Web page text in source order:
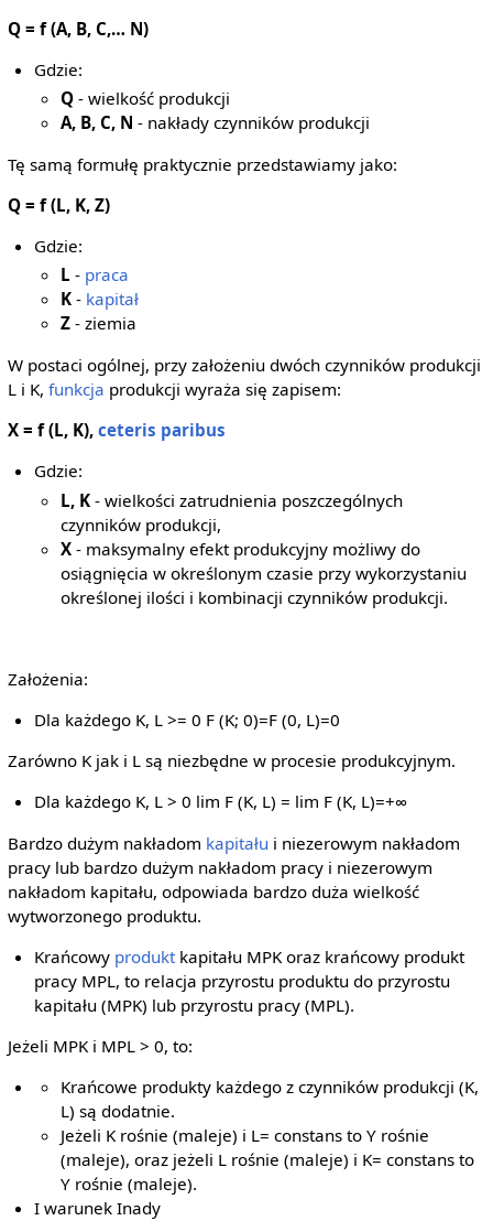
Q = f (A, B, C,… N)
Gdzie:
Q - wielkość produkcji
A, B, C, N - nakłady czynników produkcji
Tę samą formułę praktycznie przedstawiamy jako:
Q = f (L, K, Z)
Gdzie:
L - praca
K - kapitał
Z - ziemia
W postaci ogólnej, przy założeniu dwóch czynników produkcji
L i K, funkcja produkcji wyraża się zapisem:
X = f (L, K), ceteris paribus
Gdzie:
L, K - wielkości zatrudnienia poszczególnych
czynników produkcji,
X - maksymalny efekt produkcyjny możliwy do
osiągnięcia w określonym czasie przy wykorzystaniu
określonej ilości i kombinacji czynników produkcji.
Założenia:
Dla każdego K, L >= 0 F (K; 0)=F (0, L)=0
Zarówno K jak i L są niezbędne w procesie produkcyjnym.
Dla każdego K, L > 0 lim F (K, L) = lim F (K, L)=+∞
Bardzo dużym nakładom kapitału i niezerowym nakładom
pracy lub bardzo dużym nakładom pracy i niezerowym
nakładom kapitału, odpowiada bardzo duża wielkość
wytworzonego produktu.
Krańcowy produkt kapitału MPK oraz krańcowy produkt
pracy MPL, to relacja przyrostu produktu do przyrostu
kapitału (MPK) lub przyrostu pracy (MPL).
Jeżeli MPK i MPL > 0, to:
Krańcowe produkty każdego z czynników produkcji (K,
L) są dodatnie.
Jeżeli K rośnie (maleje) i L= constans to Y rośnie
(maleje), oraz jeżeli L rośnie (maleje) i K= constans to
Y rośnie (maleje).
I warunek Inady